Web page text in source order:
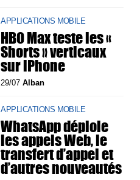
APPLICATIONS MOBILE
HBO Max teste les «
Shorts » verticaux
sur iPhone
29/07Alban
APPLICATIONS MOBILE
WhatsApp déploie
les appels Web, le
transfert d’appel et
d’autres nouveautés